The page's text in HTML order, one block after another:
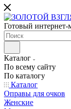
Готовый интернет-
Каталог
По всему сайту
По каталогу
Каталог
Оправы для очков
Женские